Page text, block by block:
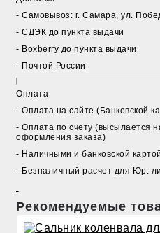
- Cамовывоз: г. Самара, ул.
- СДЭК до пункта выдачи
- Boxberry до пункта выдачи
- Почтой России
Оплата
- Оплата на сайте (Банковской
- Оплата по счету (высылается
оформления заказа)
- Наличными и банковской
- Безналичный расчет для Юр.
Рекомендуемые